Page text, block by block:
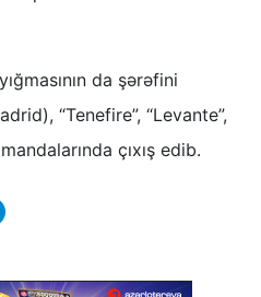
da şərəfini
“Tenefire”, “Levante”,
çıxış edib.